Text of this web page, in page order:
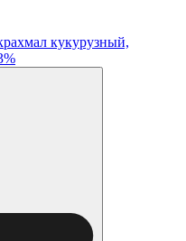
кукурузный,